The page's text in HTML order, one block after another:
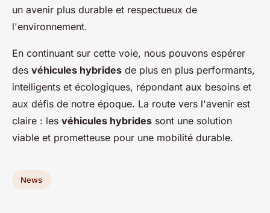
un avenir plus durable et respectueux de
l'environnement.
En continuant sur cette voie, nous pouvons espérer
des véhicules hybrides de plus en plus performants,
intelligents et écologiques, répondant aux besoins et
aux défis de notre époque. La route vers l'avenir est
claire : les véhicules hybrides sont une solution
viable et prometteuse pour une mobilité durable.
News